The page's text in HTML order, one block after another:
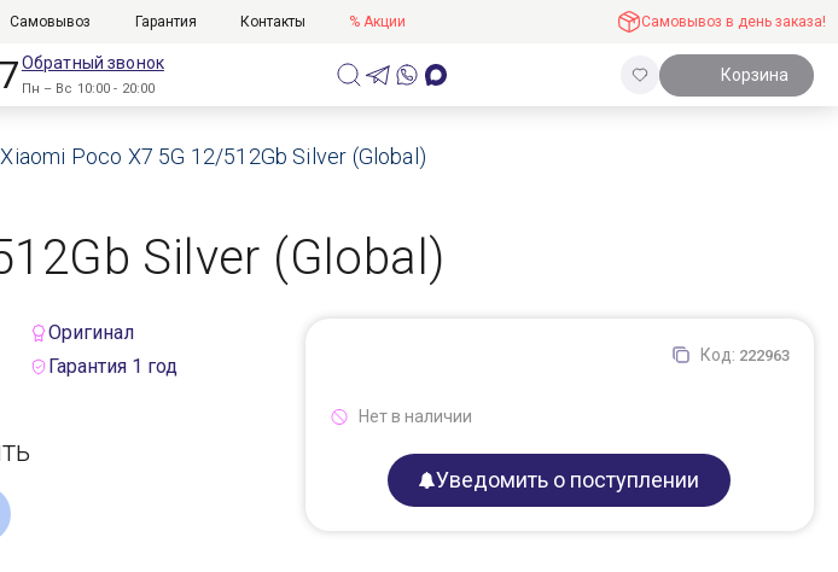
Самовывоз Гарантия Контакты % Акции Самовывоз в день заказа!
Обратный звонок
Пн – Вс 10:00 - 20:00
Корзина
Poco X7 5G 12/512Gb Silver (Global)
Silver (Global)
Оригинал
Гарантия 1 год Код: 222963
Нет в наличии
Уведомить о поступлении